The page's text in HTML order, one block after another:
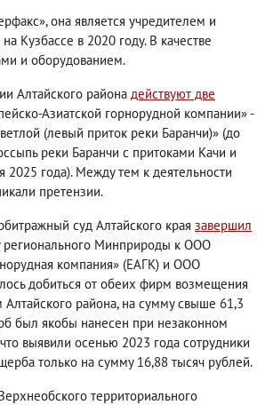
она является учредителем и
Кузбассе в 2020 году. В качестве
и оборудованием.
Алтайского района действуют две
Азиатской горнорудной компании» -
(левый приток реки Баранчи)» (до
реки Баранчи с притоками Качи и
2025 года). Между тем к деятельности
претензии.
суд Алтайского края завершил
регионального Минприроды к ООО
компания» (ЕАГК) и ООО
добиться от обеих фирм возмещения
района, на сумму свыше 61,3
был якобы нанесен при незаконном
выявили осенью 2023 года сотрудники
только на сумму 16,88 тысяч рублей.
территориального